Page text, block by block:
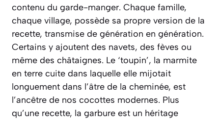
contenu du garde-manger. Chaque famille,
chaque village, possède sa propre version de la
recette, transmise de génération en génération.
Certains y ajoutent des navets, des fèves ou
même des châtaignes. Le ‘toupin’, la marmite
en terre cuite dans laquelle elle mijotait
longuement dans l’âtre de la cheminée, est
l’ancêtre de nos cocottes modernes. Plus
qu’une recette, la garbure est un héritage